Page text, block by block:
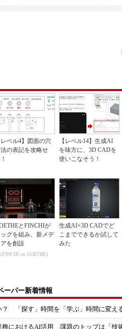
レベル4】図面の穴
の表記を攻略せ
【レベル14】生成AI
を味方に、3D CADを
使いこなそう！
とFINCHIが
グを組み、新メデ
アを創設
on GOETHE)
生成AI×3D CADでど
こまでできるか試して
みた
ーパー新着情報
？ 「探す」時間を「学ぶ」時間に変え
におけるAI活用 課題のトップは「技